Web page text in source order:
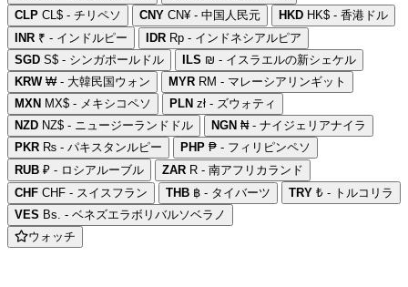
CLP CL$ - チリペソ CNY CN¥ - 中国人民元 HKD HK$ - 香港ドル
INR ₹ - インドルピー IDR Rp - インドネシアルピア
SGD S$ - シンガポールドル ILS ₪ - イスラエルの新シェケル
KRW₩ - 大韓民国ウォン MYR RM - マレーシアリンギット
MXN MX$ - メキシコペソ PLN zł - ズウォティ
NZD NZ$ - ニュージーランドドル NGN ₦ - ナイジェリアナイラ
PKR ₨ - パキスタンルピー PHP ₱ - フィリピンペソ
RUB ₽ - ロシアルーブル ZAR R - 南アフリカランド
CHF CHF - スイスフラン THB ฿ - タイバーツ TRY ₺ - トルコリラ
VES Bs. - ベネズエラボリバルソベラノ
ウォッチ